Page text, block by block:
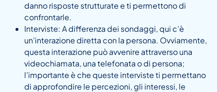
danno risposte strutturate e ti permettono di
confrontarle.
Interviste: A differenza dei sondaggi, qui c’è
un’interazione diretta con la persona. Ovviamente,
questa interazione può avvenire attraverso una
videochiamata, una telefonata o di persona;
l’importante è che queste interviste ti permettano
di approfondire le percezioni, gli interessi, le